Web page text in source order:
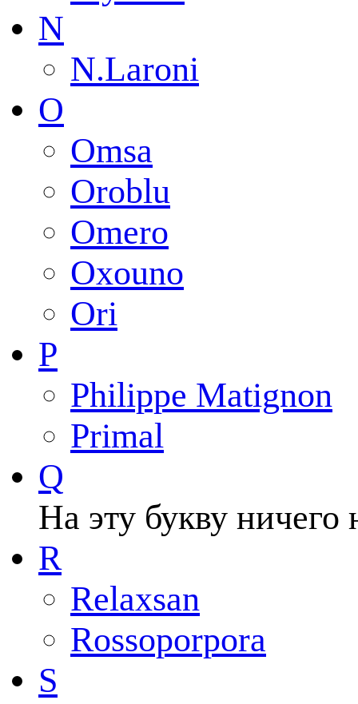
N
N.Laroni
O
Omsa
Oroblu
Omero
Oxouno
Ori
P
Philippe Matignon
Primal
Q
На эту букву ничего
R
Relaxsan
Rossoporpora
S